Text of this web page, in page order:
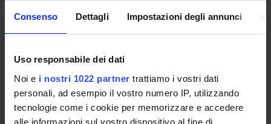
Consenso Dettagli Impostazioni degli annunci
Uso responsabile dei dati
Noi e i nostri 1022 partner trattiamo i vostri dati
personali, ad esempio il vostro numero IP, utilizzando
tecnologie come i cookie per memorizzare e accedere
alle informazioni sul vostro dispositivo al fine di
ORGANISATION
COMMITTEES
DEPARTMENT ADMINISTRATION OFFICES
STUDENT ADMINISTRATION OFFICES